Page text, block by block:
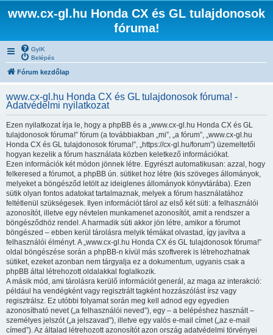
www.cx-gl.hu Honda CX és GL tulajdonosok
fóruma!
GyIK
Belépés
Fórum kezdőlap
www.cx-gl.hu Honda CX és GL tulajdonosok fóruma! -
Adatvédelmi nyilatkozat
Ezen nyilatkozat írja le, hogy a phpBB és a „www.cx-gl.hu Honda CX és GL
tulajdonosok fóruma!” fórum (a továbbiakban „mi”, „a fórum”, „www.cx-gl.hu
Honda CX és GL tulajdonosok fóruma!”, „https://cx-gl.hu/forum”) üzemeltetői
hogyan kezelik a fórum használata közben keletkező információkat.
Ezen információk két módon jönnek létre. Egyrészt automatikusan: azzal, hogy
felkeresed a fórumot, a phpBB ún. sütiket hoz létre (kis szöveges állományok,
melyeket a böngésződ letölt az ideiglenes állományok könyvtárába). Ezen
sütik olyan fontos adatokat tartalmaznak, melyek a fórum használatához
feltétlenül szükségesek. Ilyen információt tárol az első két süti: a felhasználói
azonosítót, illetve egy névtelen munkamenet azonosítót, amit a rendszer a
böngésződhöz rendel. A harmadik süti akkor jön létre, amikor a fórumot
böngészed – ebben kerül tárolásra melyik témákat olvastad, így javítva a
felhasználói élményt. A „www.cx-gl.hu Honda CX és GL tulajdonosok fóruma!”
oldal böngészése során a phpBB-n kívül más szoftverek is létrehozhatnak
sütiket, ezeket azonban nem tárgyalja ez a dokumentum, ugyanis csak a
phpBB által létrehozott oldalakkal foglalkozik.
A másik mód, ami tárolásra kerülő információt generál, az maga az interakció:
például ha vendégként vagy regisztrált tagként hozzászólást írsz vagy
regisztrálsz. Ez utóbbi folyamat során meg kell adnod egy egyedien
azonosítható nevet („a felhasználói neved”), egy – a belépéshez használt –
személyes jelszót („a jelszavad”), illetve egy valós e-mail címet („az e-mail
címed”). Az általad létrehozott azonosítót azon ország adatvédelmi törvényei